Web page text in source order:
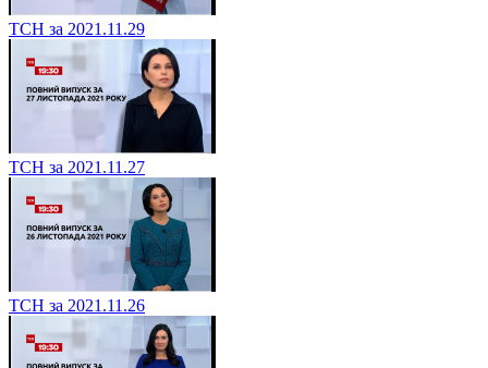
ТСН за 2021.11.29
ТСН за 2021.11.27
ТСН за 2021.11.26